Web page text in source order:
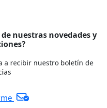
nuestras novedades y
a recibir nuestro boletín de